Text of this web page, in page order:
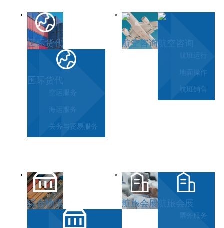
国际货代
国际货代
空运服务
海运服务
关务与贸易服务
航空咨询航空咨询
航班运行
地面操作
航班销售
综合物流 航旅会展航旅会展
票务服务